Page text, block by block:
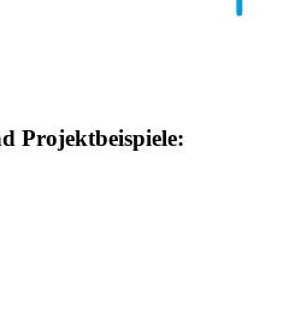
Projektbeispiele: